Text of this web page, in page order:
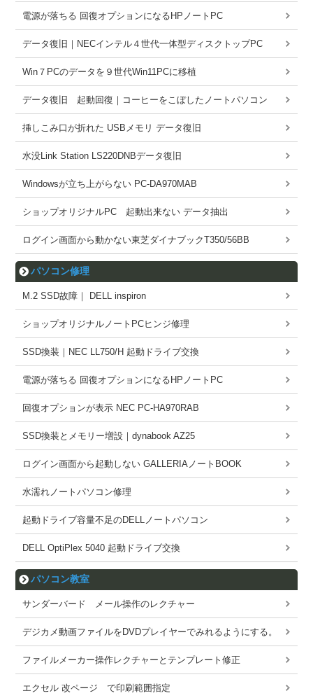
電源が落ちる 回復オプションになるHPノートPC
データ復旧｜NECインテル４世代一体型ディスクトップPC
Win７PCのデータを９世代Win11PCに移植
データ復旧 起動回復｜コーヒーをこぼしたノートパソコン
挿しこみ口が折れた USBメモリ データ復旧
水没Link Station LS220DNBデータ復旧
Windowsが立ち上がらない PC-DA970MAB
ショップオリジナルPC 起動出来ない データ抽出
ログイン画面から動かない東芝ダイナブックT350/56BB
パソコン修理
M.2 SSD故障｜ DELL inspiron
ショップオリジナルノートPCヒンジ修理
SSD換装｜NEC LL750/H 起動ドライブ交換
電源が落ちる 回復オプションになるHPノートPC
回復オプションが表示 NEC PC-HA970RAB
SSD換装とメモリー増設｜dynabook AZ25
ログイン画面から起動しない GALLERIAノートBOOK
水濡れノートパソコン修理
起動ドライブ容量不足のDELLノートパソコン
DELL OptiPlex 5040 起動ドライブ交換
パソコン教室
サンダーバード メール操作のレクチャー
デジカメ動画ファイルをDVDプレイヤーでみれるようにする。
ファイルメーカー操作レクチャーとテンプレート修正
エクセル 改ページ で印刷範囲指定